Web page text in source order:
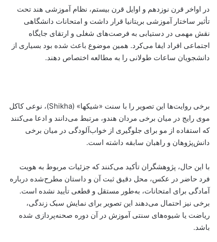
در اواخر قرن نوزدهم و اوایل قرن بیستم، نظام آموزشی هند تحت
تأثیر ساختار آموزشی بریتانیا قرار داشت و امتحانات دانشگاهی
نقش مهمی در دستیابی به فرصت‌های شغلی و ارتقای جایگاه
اجتماعی افراد ایفا می‌کرد. همین موضوع باعث شده بود بسیاری از
دانشجویان ساعات طولانی را به مطالعه اختصاص دهند.
برخی روایت‌ها این تصویر را با سنت «شیکها» (Shikha)، نوعی کاکل
موی رایج در میان برخی مردان هندو، مرتبط می‌دانند و ادعا می‌کنند
که استفاده از مو برای جلوگیری از خواب‌آلودگی در میان برخی
دانش‌پژوهان و راهبان سابقه داشته است.
با این حال، پژوهشگران تأکید می‌کنند که جزئیات مربوط به هویت
فرد حاضر در عکس، محل دقیق ثبت آن و داستان مطرح‌شده درباره
آمادگی برای امتحانات، به‌طور مستقل و قطعی تأیید نشده است.
برخی نیز احتمال می‌دهند این تصویر برای نمایش سبک زندگی،
ریاضت یا شیوه‌های سنتی آموزش در آن دوره صحنه‌پردازی شده
باشد.